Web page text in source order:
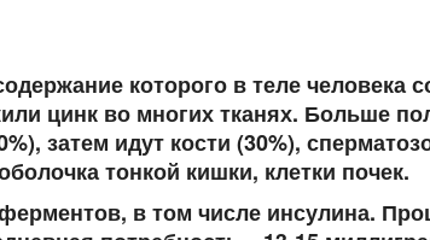
которого в теле человека
цинк во многих тканях. Больше
затем идут кости (30%),
тонкой кишки, клетки почек.
в том числе инсулина.